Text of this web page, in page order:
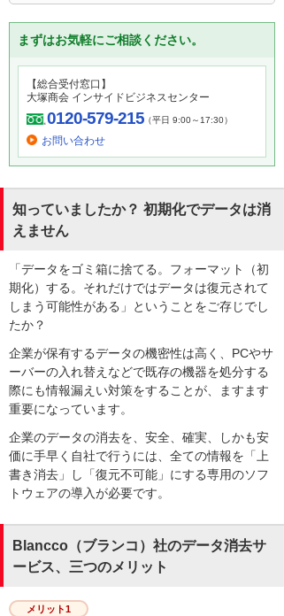
まずはお気軽にご相談ください。
【総合受付窓口】
大塚商会 インサイドビジネスセンター
0120-579-215（平日 9:00～17:30）
お問い合わせ
知っていましたか？ 初期化でデータは消
えません
「データをゴミ箱に捨てる。フォーマット（初
期化）する。それだけではデータは復元されて
しまう可能性がある」ということをご存じでし
たか？
企業が保有するデータの機密性は高く、PCやサ
ーバーの入れ替えなどで既存の機器を処分する
際にも情報漏えい対策をすることが、ますます
重要になっています。
企業のデータの消去を、安全、確実、しかも安
価に手早く自社で行うには、全ての情報を「上
書き消去」し「復元不可能」にする専用のソフ
トウェアの導入が必要です。
Blancco（ブランコ）社のデータ消去サ
ービス、三つのメリット
メリット1